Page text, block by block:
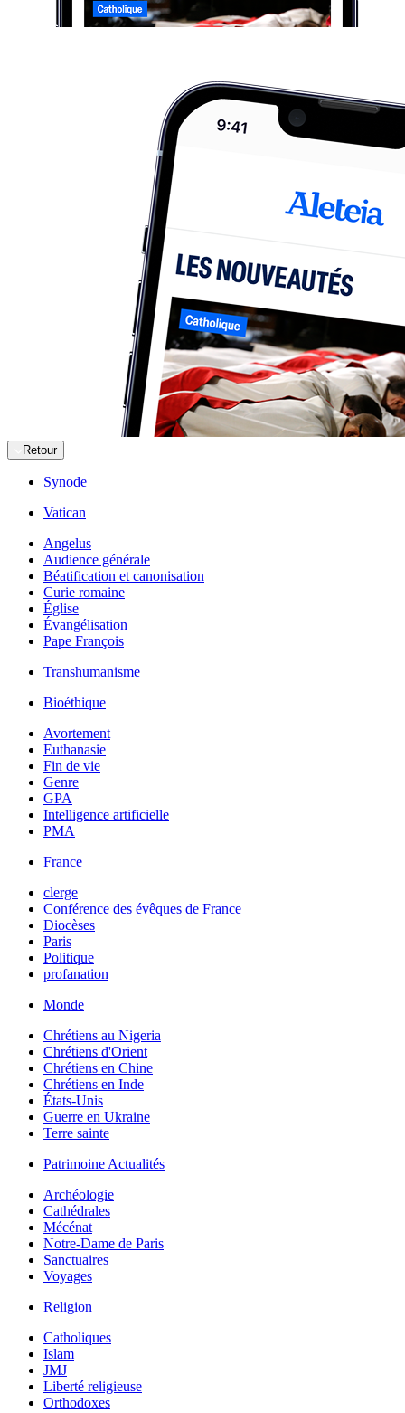
Retour
Synode
Vatican
Angelus
Audience générale
Béatification et canonisation
Curie romaine
Église
Évangélisation
Pape François
Transhumanisme
Bioéthique
Avortement
Euthanasie
Fin de vie
Genre
GPA
Intelligence artificielle
PMA
France
clerge
Conférence des évêques de France
Diocèses
Paris
Politique
profanation
Monde
Chrétiens au Nigeria
Chrétiens d'Orient
Chrétiens en Chine
Chrétiens en Inde
États-Unis
Guerre en Ukraine
Terre sainte
Patrimoine Actualités
Archéologie
Cathédrales
Mécénat
Notre-Dame de Paris
Sanctuaires
Voyages
Religion
Catholiques
Islam
JMJ
Liberté religieuse
Orthodoxes